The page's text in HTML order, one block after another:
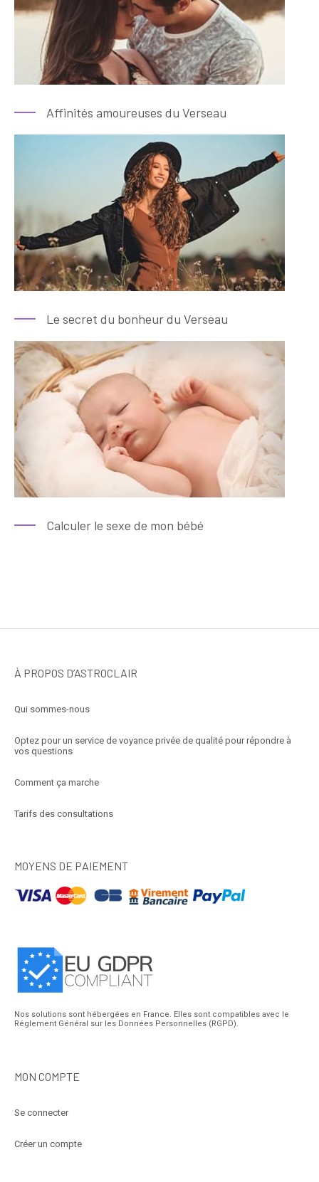
Affinités amoureuses du Verseau
Le secret du bonheur du Verseau
Calculer le sexe de mon bébé
À PROPOS D’ASTROCLAIR
Qui sommes-nous
Optez pour un service de voyance privée de qualité pour répondre à
vos questions
Comment ça marche
Tarifs des consultations
MOYENS DE PAIEMENT
Nos solutions sont hébergées en France. Elles sont compatibles avec le
Réglement Général sur les Données Personnelles (RGPD).
MON COMPTE
Se connecter
Créer un compte